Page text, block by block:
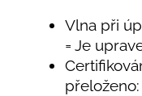
Vlna při
= Je